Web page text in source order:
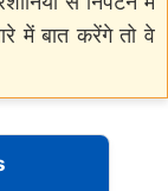
में बात करेंगे तो वे